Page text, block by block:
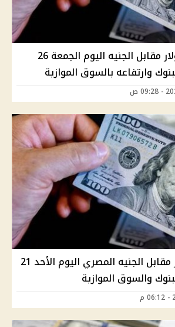
استقرار سعر الدولار مقابل الجنيه اليوم الجمعة 26
تراجع سعر الدولار مقابل الجنيه المصري اليوم الأحد 21